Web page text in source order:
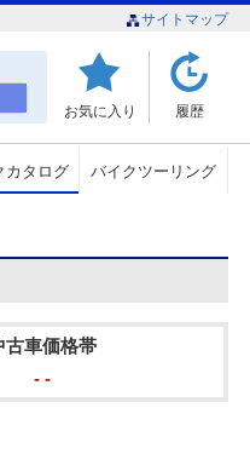
サイトマップ
お気に入り 履歴
カタログ バイクツーリング
古車価格帯
- -